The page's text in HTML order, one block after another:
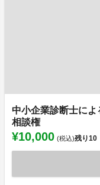
中小企業診断士によ
相談権
¥10,000 (税込)残り10